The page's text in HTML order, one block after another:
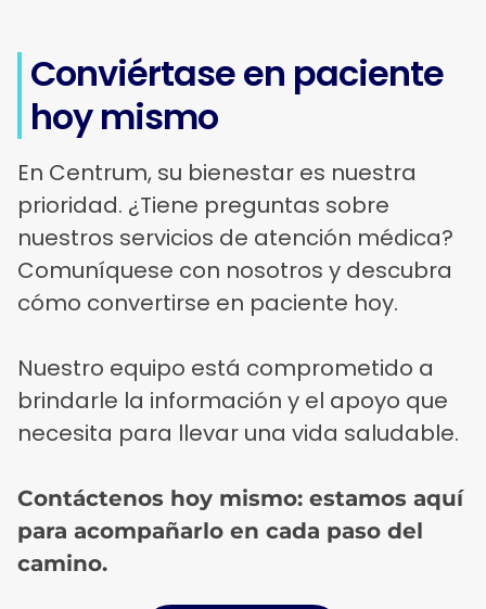
Conviértase en paciente
hoy mismo
En Centrum, su bienestar es nuestra
prioridad. ¿Tiene preguntas sobre
nuestros servicios de atención médica?
Comuníquese con nosotros y descubra
cómo convertirse en paciente hoy.
Nuestro equipo está comprometido a
brindarle la información y el apoyo que
necesita para llevar una vida saludable.
Contáctenos hoy mismo: estamos aquí
para acompañarlo en cada paso del
camino.